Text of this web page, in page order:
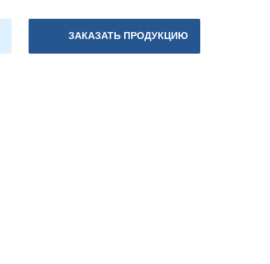
ЗАКАЗАТЬ ПРОДУКЦИЮ